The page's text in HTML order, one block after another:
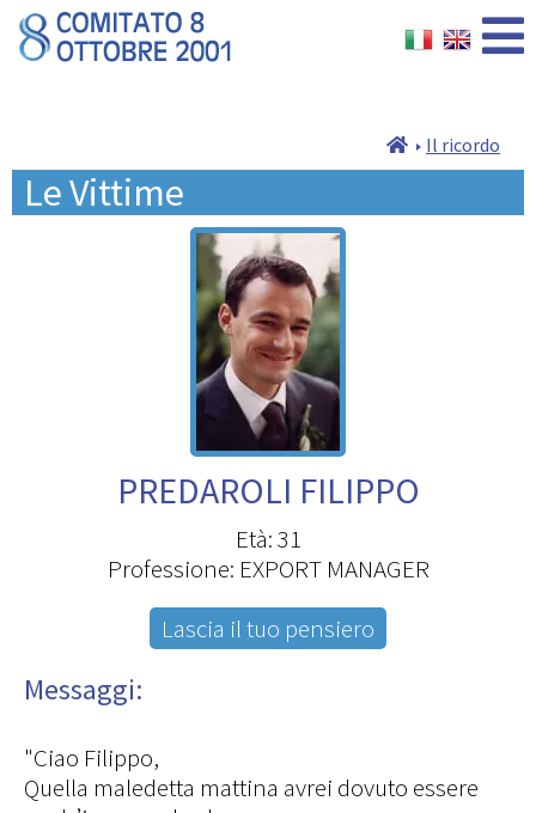
Il ricordo
Le Vittime
PREDAROLI FILIPPO
Età: 31
Professione: EXPORT MANAGER
Lascia il tuo pensiero
Messaggi:
"Ciao Filippo,
Quella maledetta mattina avrei dovuto essere